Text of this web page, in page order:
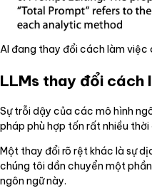
AI đang thay đổi cách làm việc
LLMs thay đổi cách
Sự trỗi dậy của các mô hình
pháp phù hợp tốn rất nhiều
Một thay đổi rõ rệt khác là sự
chúng tôi dần chuyển một
ngôn ngữ này.